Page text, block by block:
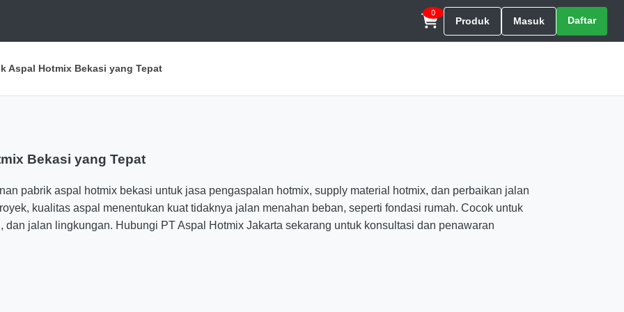
0
Produk Masuk Daftar
Aspal Hotmix Bekasi yang Tepat
Bekasi yang Tepat
pabrik aspal hotmix bekasi untuk jasa pengaspalan hotmix, supply material hotmix, dan perbaikan jalan
kualitas aspal menentukan kuat tidaknya jalan menahan beban, seperti fondasi rumah. Cocok untuk
jalan lingkungan. Hubungi PT Aspal Hotmix Jakarta sekarang untuk konsultasi dan penawaran